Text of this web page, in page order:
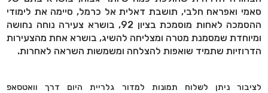
סאמי ואפראח חלבי, תושבת דאלית אל כרמל, סיימה את לימודי
ההסמכה לאחות מוסמכת בציון 92, בושרא צעירה נוחה נחושה
ומיוחדת שמסמנת מטרה ומצליחה להשיג, בושרא אחת מהצעירות
הדרוזיות שתמיד שואפות להצלחה ומשמשות השראה לאחרות.
לציבור ניתן לשלוח תמונות למדור גלריית היום דרך וואטסאפ